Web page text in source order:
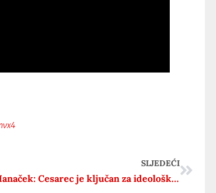
SLJEDEĆI
Ivana Hanaček: Cesarec je ključan za ideološko oblikovanje grupe Zemlja